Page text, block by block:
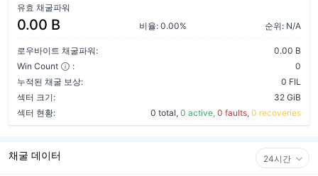
유효 채굴파워
0.00 B 비율: 0.00% 순위: N/A
로우바이트 채굴파워:
0.00 B
Win Count
:
0
누적된 채굴 보상:
0 FIL
섹터 크기:
32 GiB
섹터 현황:
0 total, 0 active, 0 faults, 0 recoveries
채굴 데이터 24시간